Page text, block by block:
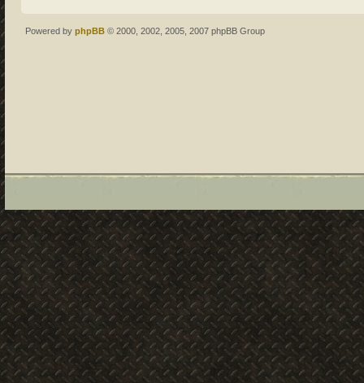
Powered by phpBB © 2000, 2002, 2005, 2007 phpBB Group